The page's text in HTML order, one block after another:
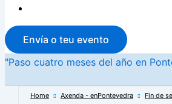
Envía o teu evento
"Paso cuatro meses del año en
Home Axenda - enPontevedra Fin de